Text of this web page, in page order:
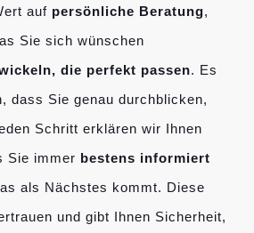
auf persönliche Beratung,
Sie sich wünschen
die perfekt passen. Es
dass Sie genau durchblicken,
Schritt erklären wir Ihnen
Sie immer bestens informiert
als Nächstes kommt. Diese
und gibt Ihnen Sicherheit,